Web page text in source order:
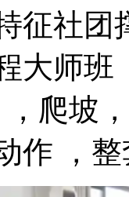
特征社
师班 
爬坡
 